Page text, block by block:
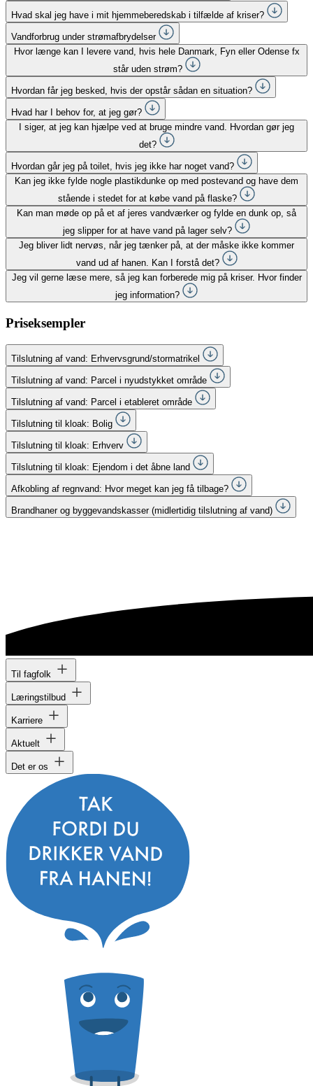
Hvad skal jeg have i mit hjemmeberedskab i tilfælde af kriser?
Vandforbrug under strømafbrydelser
Hvor længe kan I levere vand, hvis hele Danmark, Fyn eller Odense fx
står uden strøm?
Hvordan får jeg besked, hvis der opstår sådan en situation?
Hvad har I behov for, at jeg gør?
I siger, at jeg kan hjælpe ved at bruge mindre vand. Hvordan gør jeg
det?
Hvordan går jeg på toilet, hvis jeg ikke har noget vand?
Kan jeg ikke fylde nogle plastikdunke op med postevand og have dem
stående i stedet for at købe vand på flaske?
Kan man møde op på et af jeres vandværker og fylde en dunk op, så
jeg slipper for at have vand på lager selv?
Jeg bliver lidt nervøs, når jeg tænker på, at der måske ikke kommer
vand ud af hanen. Kan I forstå det?
Jeg vil gerne læse mere, så jeg kan forberede mig på kriser. Hvor finder
jeg information?
Priseksempler
Tilslutning af vand: Erhvervsgrund/stormatrikel
Tilslutning af vand: Parcel i nyudstykket område
Tilslutning af vand: Parcel i etableret område
Tilslutning til kloak: Bolig
Tilslutning til kloak: Erhverv
Tilslutning til kloak: Ejendom i det åbne land
Afkobling af regnvand: Hvor meget kan jeg få tilbage?
Brandhaner og byggevandskasser (midlertidig tilslutning af vand)
Til fagfolk
Læringstilbud
Karriere
Aktuelt
Det er os